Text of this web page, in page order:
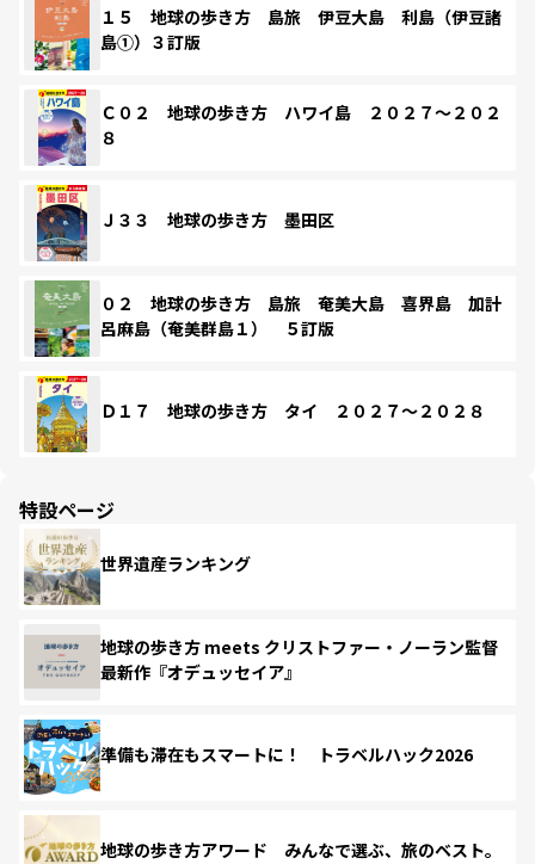
１５ 地球の歩き方 島旅 伊豆大島 利島（伊豆諸
島①）３訂版
Ｃ０２ 地球の歩き方 ハワイ島 ２０２７～２０２
８
Ｊ３３ 地球の歩き方 墨田区
０２ 地球の歩き方 島旅 奄美大島 喜界島 加計
呂麻島（奄美群島１） ５訂版
Ｄ１７ 地球の歩き方 タイ ２０２７～２０２８
特設ページ
世界遺産ランキング
地球の歩き方 meets クリストファー・ノーラン監督
最新作『オデュッセイア』
準備も滞在もスマートに！ トラベルハック2026
地球の歩き方アワード みんなで選ぶ、旅のベスト。